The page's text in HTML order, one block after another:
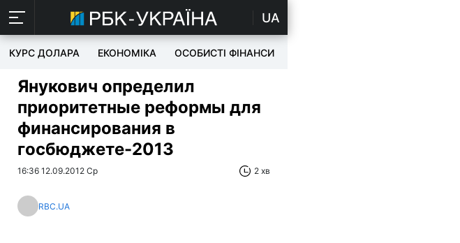
UA
КУРС ДОЛАРА ЕКОНОМІКА ОСОБИСТІ ФІНАНСИ
Янукович определил
приоритетные реформы для
финансирования в
госбюджете-2013
16:36 12.09.2012 Ср 2 хв
RBC.UA